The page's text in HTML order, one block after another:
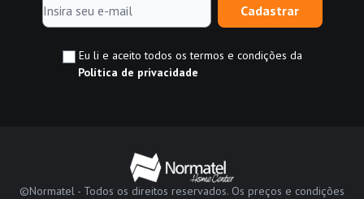
Cadastrar
Eu li e aceito todos os termos e condições da
Política de privacidade
©Normatel - Todos os direitos reservados. Os preços e condições